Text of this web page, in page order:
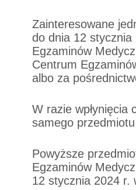
Zainteresowane
do dnia 12
Egzaminów
Centrum
albo za
W razie wpłynięcia
samego
Powyższe
Egzaminów
12 stycznia 2024 r.